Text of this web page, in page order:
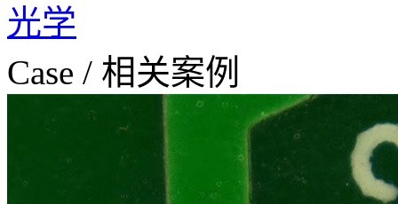
光学
Case / 相关案例